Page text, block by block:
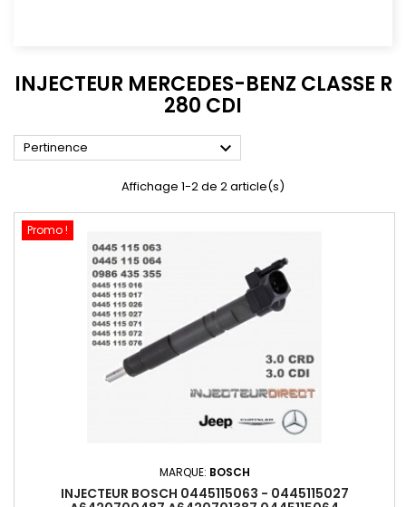
INJECTEUR MERCEDES-BENZ CLASSE R
280 CDI
Pertinence 
Affichage 1-2 de 2 article(s)
Promo !
MARQUE: BOSCH
INJECTEUR BOSCH 0445115063 - 0445115027